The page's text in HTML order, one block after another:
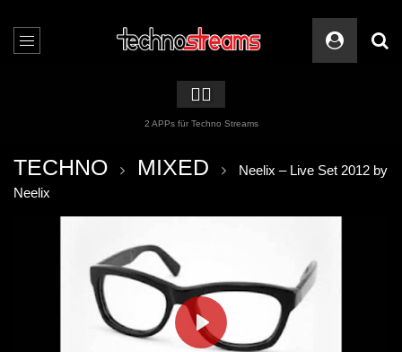
🏳️‍🌈
2 APPs für Techno Streams
TECHNO MIXED
Neelix – Live Set 2012 by
Neelix
PLAY